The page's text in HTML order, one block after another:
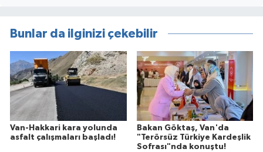
Bunlar da ilginizi çekebilir
Van-Hakkari kara yolunda
asfalt çalışmaları başladı!
Bakan Göktaş, Van'da
"Terörsüz Türkiye Kardeşlik
Sofrası"nda konuştu!